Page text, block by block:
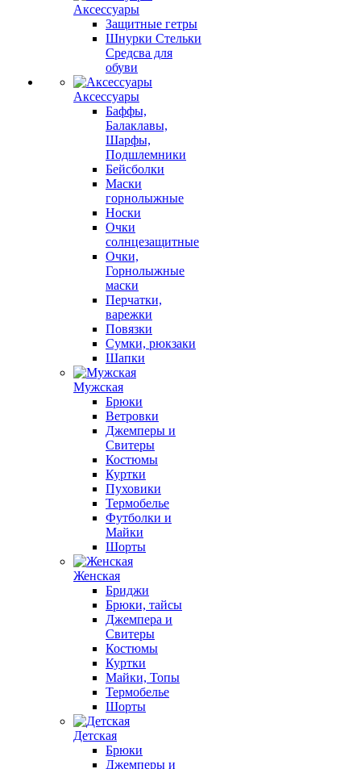
Аксессуары
Защитные гетры
Шнурки Стельки
Средсва для
обуви
Аксессуары
Баффы,
Балаклавы,
Шарфы,
Подшлемники
Бейсболки
Маски
горнолыжные
Носки
Очки
солнцезащитные
Очки,
Горнолыжные
маски
Перчатки,
варежки
Повязки
Сумки, рюкзаки
Шапки
Мужская
Брюки
Ветровки
Джемперы и
Свитеры
Костюмы
Куртки
Пуховики
Термобелье
Футболки и
Майки
Шорты
Женская
Бриджи
Брюки, тайсы
Джемпера и
Свитеры
Костюмы
Куртки
Майки, Топы
Термобелье
Шорты
Детская
Брюки
Джемперы и